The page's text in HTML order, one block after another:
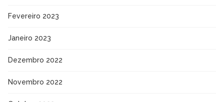
Fevereiro 2023
Janeiro 2023
Dezembro 2022
Novembro 2022